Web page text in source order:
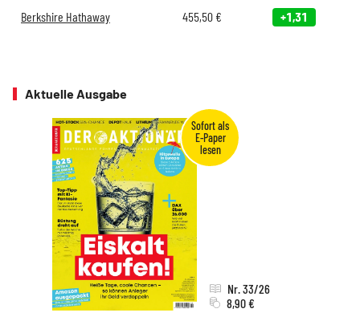
Berkshire Hathaway 455,50€ +1,31
Aktuelle Ausgabe
Nr. 33/26
8,90 €